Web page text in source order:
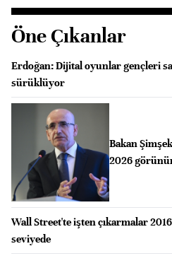
Öne Çıkanlar
Erdoğan: Dijital oyunlar gençleri
sürüklüyor
Bakan
2026
Wall Street'te işten çıkarmalar
seviyede